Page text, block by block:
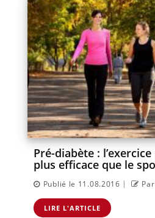
Pré-diabète :
plus efficace que le
Publié le 11.08.2016 |
LIRE L'ARTICLE